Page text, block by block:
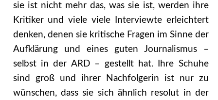
sie ist nicht mehr das, was sie ist, werden ihre
Kritiker und viele viele Interviewte erleichtert
denken, denen sie kritische Fragen im Sinne der
Aufklärung und eines guten Journalismus –
selbst in der ARD – gestellt hat. Ihre Schuhe
sind groß und ihrer Nachfolgerin ist nur zu
wünschen, dass sie sich ähnlich resolut in der